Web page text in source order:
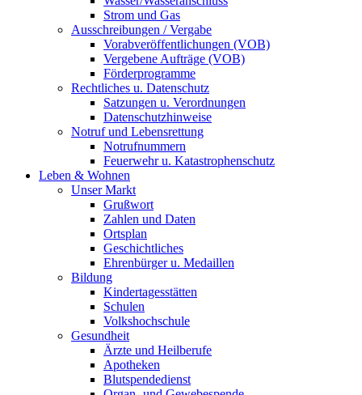
Strom und Gas
Ausschreibungen / Vergabe
Vorabveröffentlichungen (VOB)
Vergebene Aufträge (VOB)
Förderprogramme
Rechtliches u. Datenschutz
Satzungen u. Verordnungen
Datenschutzhinweise
Notruf und Lebensrettung
Notrufnummern
Feuerwehr u. Katastrophenschutz
Leben & Wohnen
Unser Markt
Grußwort
Zahlen und Daten
Ortsplan
Geschichtliches
Ehrenbürger u. Medaillen
Bildung
Kindertagesstätten
Schulen
Volkshochschule
Gesundheit
Ärzte und Heilberufe
Apotheken
Blutspendedienst